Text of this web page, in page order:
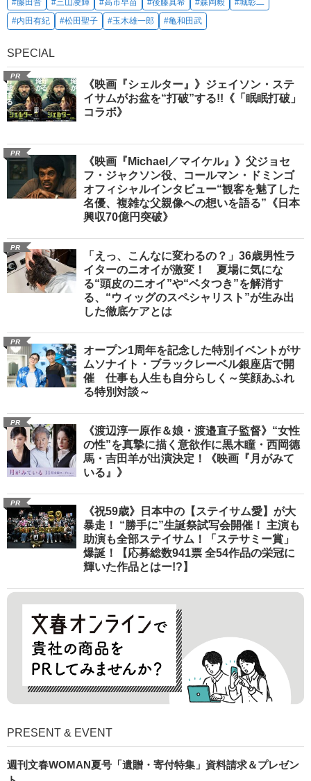
#藤田晋 #三山凌輝 #高市早苗 #後藤真希 #森岡毅
#城彰二
#内田有紀
#松田聖子 #玉木雄一郎 #亀和田武
SPECIAL
PR
《映画『シェルター』》ジェイソン・ステ
イサムがお盆を“打破”する!!《「眠眠打破」
コラボ》
PR
《映画『Michael／マイケル』》父ジョセ
フ・ジャクソン役、コールマン・ドミンゴ
オフィシャルインタビュー“観客を魅了した
名優、複雑な父親像への想いを語る”《日本
興収70億円突破》
PR
「えっ、こんなに変わるの？」36歳男性ラ
イターのニオイが激変！ 夏場に気にな
る“頭皮のニオイ”や“ベタつき”を解消す
る、“ウィッグのスペシャリスト”が生み出
した徹底ケアとは
PR
オープン1周年を記念した特別イベントがサ
ムソナイト・ブラックレーベル銀座店で開
催 仕事も人生も自分らしく～笑顔あふれ
る特別対談～
PR
《渡辺淳一原作＆娘・渡邉直子監督》“女性
の性”を真摯に描く意欲作に黒木瞳・西岡德
馬・吉田羊が出演決定！《映画『月がみて
いる』》
PR
《祝59歳》日本中の【ステイサム愛】が大
暴走！ “勝手に”生誕祭試写会開催！ 主演も
助演も全部ステイサム！「ステサミー賞」
爆誕！【応募総数941票 全54作品の栄冠に
輝いた作品とはー!?】
PRESENT & EVENT
週刊文春WOMAN夏号「遺贈・寄付特集」資料請求＆プレゼン